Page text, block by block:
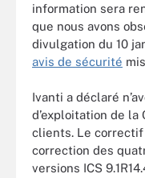
information sera
que nous avons
divulgation du 10
avis de sécurité
Ivanti a déclaré
d’exploitation de la
clients. Le
correction des
versions ICS